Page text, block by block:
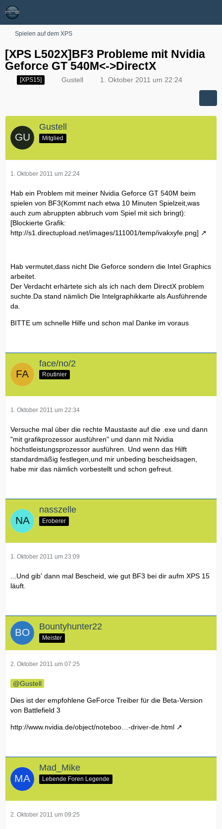
Spielen auf dem XPS
[XPS L502X]BF3 Probleme mit Nvidia
Geforce GT 540M<->DirectX
[XPS15] Gustell 1. Oktober 2011 um 22:24
Gustell
Mitglied
1. Oktober 2011 um 22:24
Hab ein Problem mit meiner Nvidia Geforce GT 540M beim
spielen von BF3(Kommt nach etwa 10 Minuten Spielzeit,was
auch zum abruppten abbruch vom Spiel mit sich bringt):
[Blockierte Grafik:
http://s1.directupload.net/images/111001/temp/ivakxyfe.png]
Hab vermutet,dass nicht Die Geforce sondern die Intel Graphics
arbeitet.
Der Verdacht erhärtete sich als ich nach dem DirectX problem
suchte.Da stand nämlich Die Intelgraphikkarte als Ausführende
da.
BITTE um schnelle Hilfe und schon mal Danke im voraus
face/no/2
Routinier
1. Oktober 2011 um 22:34
Versuche mal über die rechte Maustaste auf die .exe und dann
"mit grafikprozessor ausführen" und dann mit Nvidia
höchstleistungsprozessor ausführen. Und wenn das Hilft
standardmäßig festlegen,und mir unbeding bescheidsagen,
habe mir das nämlich vorbestellt und schon gefreut.
nasszelle
Eroberer
1. Oktober 2011 um 23:09
...Und gib' dann mal Bescheid, wie gut BF3 bei dir aufm XPS 15
läuft.
Bountyhunter22
Meister
2. Oktober 2011 um 07:25
Gustell
Dies ist der empfohlene GeForce Treiber für die Beta-Version
von Battlefield 3
http://www.nvidia.de/object/noteboo…-driver-de.html
Mad_Mike
Lebende Foren Legende
2. Oktober 2011 um 09:25